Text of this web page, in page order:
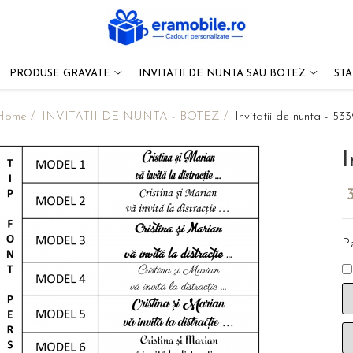
PRODUSE GRAVATE INVITATII DE NUNTA SAU BOTEZ
/ INVITATII DE NUNTA - BOTEZ / Invitatii de nunta -